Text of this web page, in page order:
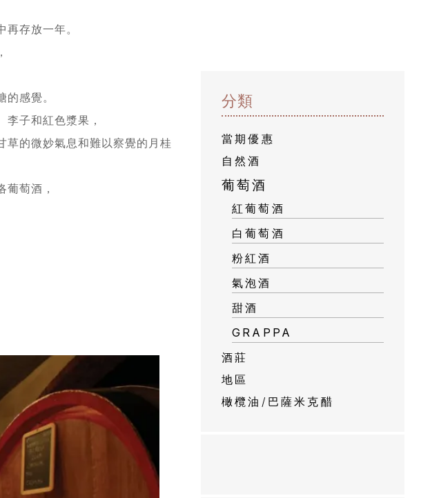
存放一年。
感覺。
李子和紅色漿果，
草的微妙氣息和難以察覺的月桂
葡萄酒，
分類
當期優惠
自然酒
葡萄酒
紅葡萄酒
白葡萄酒
粉紅酒
氣泡酒
甜酒
GRAPPA
酒莊
地區
橄欖油/巴薩米克醋